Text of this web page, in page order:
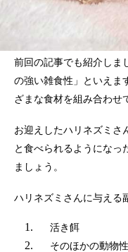
前回の記事でも紹介しま
の強い雑食性」といえま
ざまな食材を組み合わせ
お迎えしたハリネズミさ
と食べられるようになっ
ましょう。
ハリネズミさんに与える
活き餌
そのほかの動物